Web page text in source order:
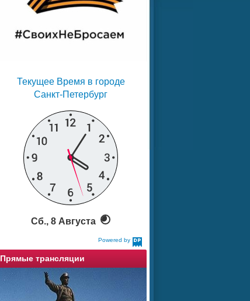
Powered by
DaysPedia.com
Текущее Время в городе
Санкт-Петербург
Сб., 8 Августа
Прямые трансляции